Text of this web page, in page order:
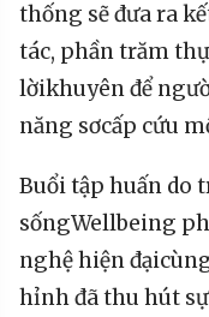
thống sẽđưara
tác, phầntrăm
lờikhuyênđể
năng sơcấp cứu
Buổitập huấn do
sốngWellbeing
nghệhiệnđại
hỉnhđãthu hút sự